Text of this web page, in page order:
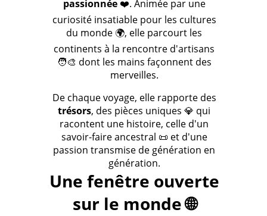
passionnée❤️. Animée par une
curiosité insatiable pour les cultures
du monde 🌍, elle parcourt les
continents à la rencontre d'artisans
🧑‍🎨 dont les mains façonnent des
merveilles.
De chaque voyage, elle rapporte des
trésors, des pièces uniques 💎 qui
racontent une histoire, celle d'un
savoir-faire ancestral 📜 et d'une
passion transmise de génération en
génération.
Une fenêtre ouverte
sur le monde 🌐